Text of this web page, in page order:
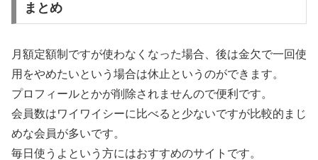
まとめ
月額定額制ですが使わなくなった場合、後は金欠で一回使
用をやめたいという場合は休止というのができます。
プロフィールとかが削除されませんので便利です。
会員数はワイワイシーに比べると少ないですが比較的まじ
めな会員が多いです。
毎日使うよという方にはおすすめのサイトです。